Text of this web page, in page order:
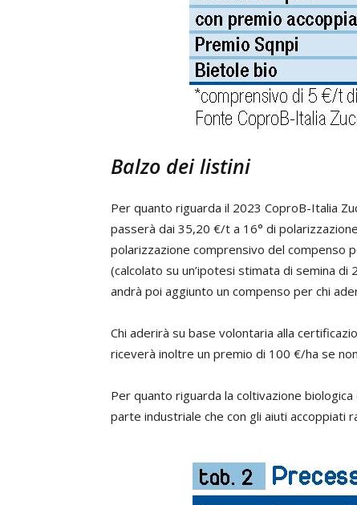
Balzo dei listini
Per quanto riguarda il 2023 CoproB-Italia
passerà dai 35,20 €/t a 16° di
polarizzazione comprensivo del compenso
(calcolato su un’ipotesi stimata di semina
andrà poi aggiunto un compenso per chi
Chi aderirà su base volontaria alla
riceverà inoltre un premio di 100 €/ha se
Per quanto riguarda la coltivazione
parte industriale che con gli aiuti accoppiati